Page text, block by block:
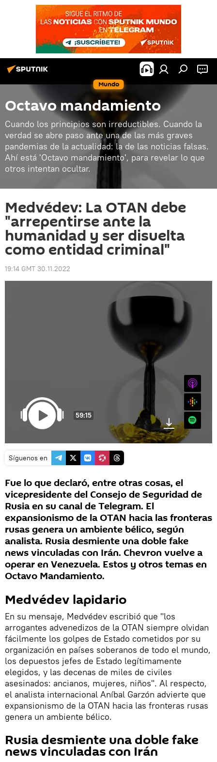
Mundo
Octavo mandamiento
Cuando los principios son irreductibles. Cuando la
verdad se abre paso ante una de las más graves
pandemias de la actualidad: la de las noticias falsas.
Ahí está 'Octavo mandamiento', para revelar lo que
otros intentan ocultar.
Medvédev: La OTAN debe
"arrepentirse ante la
humanidad y ser disuelta
como entidad criminal"
19:14 GMT 30.11.2022
59:15 Spotify
Síguenos en
Fue lo que declaró, entre otras cosas, el
vicepresidente del Consejo de Seguridad de
Rusia en su canal de Telegram. El
expansionismo de la OTAN hacia las fronteras
rusas genera un ambiente bélico, según
analista. Rusia desmiente una doble fake
news vinculadas con Irán. Chevron vuelve a
operar en Venezuela. Estos y otros temas en
Octavo Mandamiento.
Medvédev lapidario
En su mensaje, Medvédev escribió que "los
arrogantes advenedizos de la OTAN siempre olvidan
fácilmente los golpes de Estado cometidos por su
organización en países soberanos de todo el mundo,
los depuestos jefes de Estado legítimamente
elegidos, y las decenas de miles de civiles
asesinados: ancianos, mujeres, niños". Al respecto,
el analista internacional Aníbal Garzón advierte que
expansionismo de la OTAN hacia las fronteras rusas
genera un ambiente bélico.
Rusia desmiente una doble fake
news vinculadas con Irán